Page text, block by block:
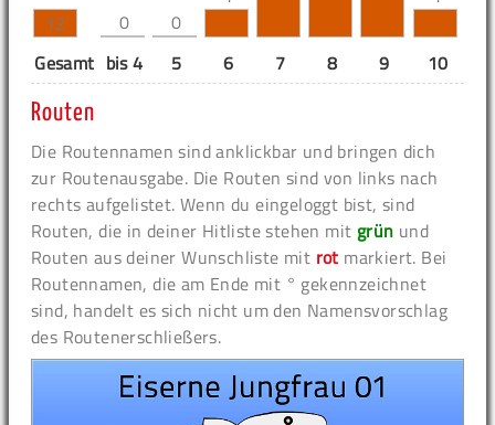
12 0 0
Gesamt bis 4 5 6 7 8 9 10
Routen
Die Routennamen sind anklickbar und bringen dich
zur Routenausgabe. Die Routen sind von links nach
rechts aufgelistet. Wenn du eingeloggt bist, sind
Routen, die in deiner Hitliste stehen mit grün und
Routen aus deiner Wunschliste mit rot markiert. Bei
Routennamen, die am Ende mit ° gekennzeichnet
sind, handelt es sich nicht um den Namensvorschlag
des Routenerschließers.